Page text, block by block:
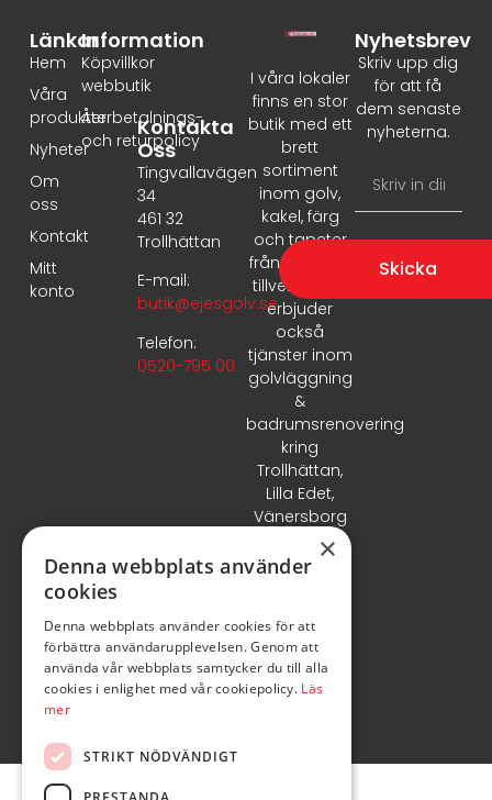
I våra lokaler
finns en stor
butik med ett
brett
sortiment
inom golv,
kakel, färg
och tapeter
från ledande
tillverkare. Vi
erbjuder
också
tjänster inom
golvläggning
&
badrumsrenovering
kring
Trollhättan,
Lilla Edet,
Vänersborg
& Uddevalla.
Information
Köpvillkor
webbutik
Återbetalnings-
och returpolicy
Länkar
Hem
Våra
produkter
Nyheter
Om
oss
Kontakt
Mitt
konto
Kontakta
Oss
Tingvallavägen
34
461 32
Trollhättan
E-mail:
butik@ejesgolv.se
Telefon:
0520-795 00
Nyhetsbrev
Skriv upp dig
för att få
dem senaste
nyheterna.
Skicka
×
Denna webbplats använder
cookies
Denna webbplats använder cookies för att
förbättra användarupplevelsen. Genom att
använda vår webbplats samtycker du till alla
cookies i enlighet med vår cookiepolicy. Läs
mer
STRIKT NÖDVÄNDIGT